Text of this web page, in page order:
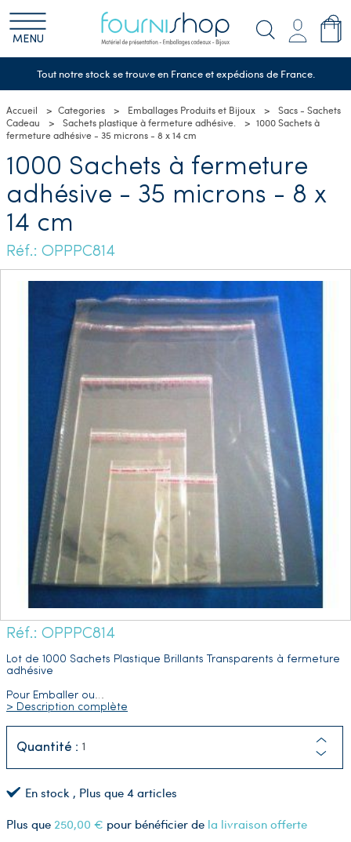
MENU
Tout notre stock se trouve en France et expédions de France.
Accueil Categories Emballages Produits et Bijoux
Sacs - Sachets
Cadeau
Sachets plastique à fermeture adhésive.
1000 Sachets à
fermeture adhésive - 35 microns - 8 x 14 cm
1000 Sachets à fermeture
adhésive - 35 microns - 8 x
14 cm
Réf.: OPPPC814
Réf.: OPPPC814
Lot de 1000 Sachets Plastique Brillants Transparents à fermeture
adhésive
Pour Emballer ou…
> Description complète
Quantité :
En stock , Plus que 4 articles
Plus que 250,00 € pour bénéficier de la livraison offerte